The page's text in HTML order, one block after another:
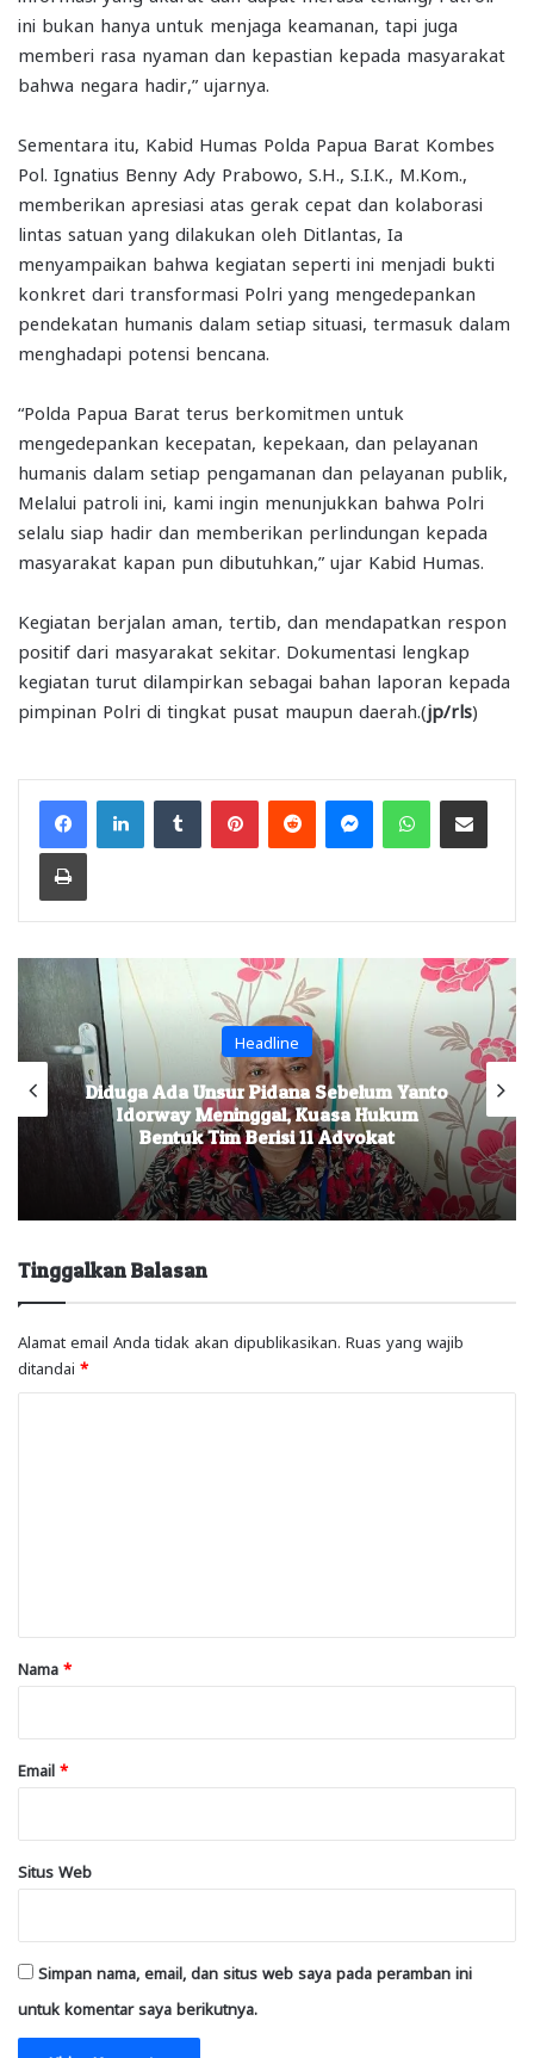
ini bukan hanya untuk menjaga keamanan, tapi juga
memberi rasa nyaman dan kepastian kepada masyarakat
bahwa negara hadir,” ujarnya.
Sementara itu, Kabid Humas Polda Papua Barat Kombes
Pol. Ignatius Benny Ady Prabowo, S.H., S.I.K., M.Kom.,
memberikan apresiasi atas gerak cepat dan kolaborasi
lintas satuan yang dilakukan oleh Ditlantas, Ia
menyampaikan bahwa kegiatan seperti ini menjadi bukti
konkret dari transformasi Polri yang mengedepankan
pendekatan humanis dalam setiap situasi, termasuk dalam
menghadapi potensi bencana.
“Polda Papua Barat terus berkomitmen untuk
mengedepankan kecepatan, kepekaan, dan pelayanan
humanis dalam setiap pengamanan dan pelayanan publik,
Melalui patroli ini, kami ingin menunjukkan bahwa Polri
selalu siap hadir dan memberikan perlindungan kepada
masyarakat kapan pun dibutuhkan,” ujar Kabid Humas.
Kegiatan berjalan aman, tertib, dan mendapatkan respon
positif dari masyarakat sekitar. Dokumentasi lengkap
kegiatan turut dilampirkan sebagai bahan laporan kepada
pimpinan Polri di tingkat pusat maupun daerah.(jp/rls)
FacebookLinkedInTumblr PinterestReddit MessengerWhatsAppShare via Email
Print
Headline
Diduga Ada Unsur Pidana Sebelum Yanto
Idorway Meninggal, Kuasa Hukum
Bentuk Tim Berisi 11 Advokat
Tinggalkan Balasan
Alamat email Anda tidak akan dipublikasikan. Ruas yang wajib
ditandai *
rNama *
Email *
Situs Web
Simpan nama, email, dan situs web saya pada peramban ini
untuk komentar saya berikutnya.